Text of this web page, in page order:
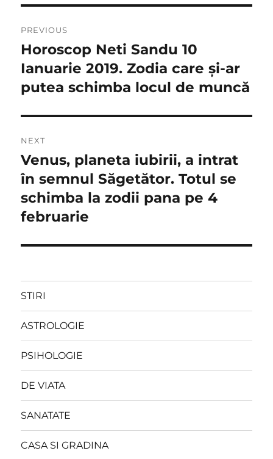
în
articole
PREVIOUS
Previous
post:
Horoscop Neti Sandu 10
Ianuarie 2019. Zodia care și-ar
putea schimba locul de muncă
NEXT
Next
post:
Venus, planeta iubirii, a intrat
în semnul Săgetător. Totul se
schimba la zodii pana pe 4
februarie
STIRI
ASTROLOGIE
PSIHOLOGIE
DE VIATA
SANATATE
CASA SI GRADINA